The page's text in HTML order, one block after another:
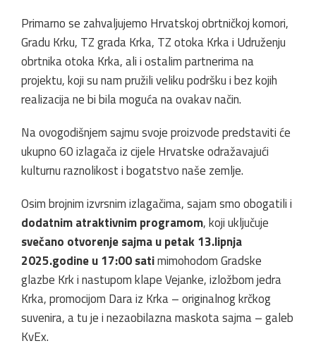
Primarno se zahvaljujemo Hrvatskoj obrtničkoj komori,
Gradu Krku, TZ grada Krka, TZ otoka Krka i Udruženju
obrtnika otoka Krka, ali i ostalim partnerima na
projektu, koji su nam pružili veliku podršku i bez kojih
realizacija ne bi bila moguća na ovakav način.
Na ovogodišnjem sajmu svoje proizvode predstaviti će
ukupno 60 izlagača iz cijele Hrvatske odražavajući
kulturnu raznolikost i bogatstvo naše zemlje.
Osim brojnim izvrsnim izlagačima, sajam smo obogatili i
dodatnim atraktivnim programom, koji uključuje
svečano otvorenje sajma u petak 13.lipnja
2025.godine u 17:00 satimimohodom Gradske
glazbe Krk i nastupom klape Vejanke, izložbom jedra
Krka, promocijom Dara iz Krka – originalnog krčkog
suvenira, a tu je i nezaobilazna maskota sajma – galeb
KvEx.